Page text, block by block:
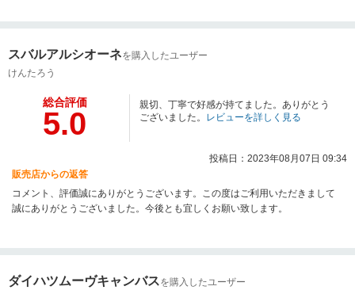
後とも、どうぞ宜しくお願い致します。
スバルアルシオーネを購入したユーザー
けんたろう
総合評価
5.0
親切、丁寧で好感が持てました。ありがとう
ございました。 レビューを詳しく見る
投稿日：2023年08月07日 09:34
販売店からの返答
コメント、評価誠にありがとうございます。この度はご利用いただきまして
誠にありがとうございました。今後とも宜しくお願い致します。
ダイハツムーヴキャンバスを購入したユーザー